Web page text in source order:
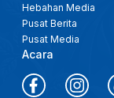
Hebahan Media
Pusat Berita
Pusat Media
Acara